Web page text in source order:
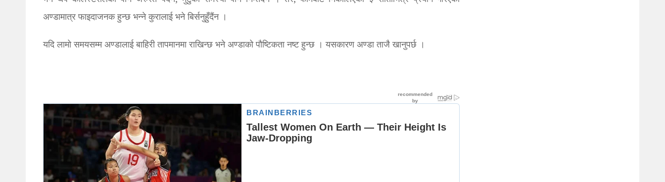
अण्डामात्र फाइदाजनक हुन्छ भन्ने कुरालाई भने बिर्सनुहुँदैंन ।
यदि लामो समयसम्म अण्डालाई बाहिरी तापमानमा राखिन्छ भने अण्डाको पौष्टिकता नष्ट हुन्छ । यसकारण अण्डा ताजै खानुपर्छ ।